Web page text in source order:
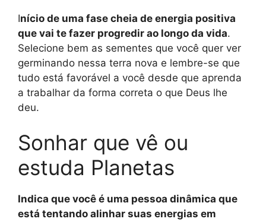
Início de uma fase cheia de energia positiva
que vai te fazer progredir ao longo da vida.
Selecione bem as sementes que você quer ver
germinando nessa terra nova e lembre-se que
tudo está favorável a você desde que aprenda
a trabalhar da forma correta o que Deus lhe
deu.
Sonhar que vê ou
estuda Planetas
Indica que você é uma pessoa dinâmica que
está tentando alinhar suas energias em